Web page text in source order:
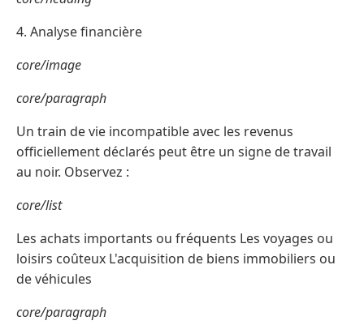
4. Analyse financière
core/image
core/paragraph
Un train de vie incompatible avec les revenus
officiellement déclarés peut être un signe de travail
au noir. Observez :
core/list
Les achats importants ou fréquents Les voyages ou
loisirs coûteux L'acquisition de biens immobiliers ou
de véhicules
core/paragraph